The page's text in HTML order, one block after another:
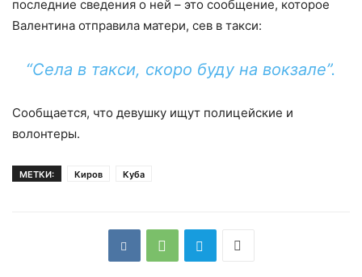
последние сведения о ней – это сообщение, которое
Валентина отправила матери, сев в такси:
“Села в такси, скоро буду на вокзале”.
Сообщается, что девушку ищут полицейские и
волонтеры.
МЕТКИ: Киров Куба